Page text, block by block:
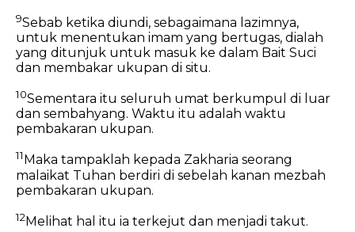
9Sebab ketika diundi, sebagaimana lazimnya,
untuk menentukan imam yang bertugas, dialah
yang ditunjuk untuk masuk ke dalam Bait Suci
dan membakar ukupan di situ.
10Sementara itu seluruh umat berkumpul di luar
dan sembahyang. Waktu itu adalah waktu
pembakaran ukupan.
11 Maka tampaklah kepada Zakharia seorang
malaikat Tuhan berdiri di sebelah kanan mezbah
pembakaran ukupan.
12Melihat hal itu ia terkejut dan menjadi takut.